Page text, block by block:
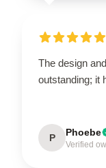
The design
outstanding; it
P Phoebe
Verified